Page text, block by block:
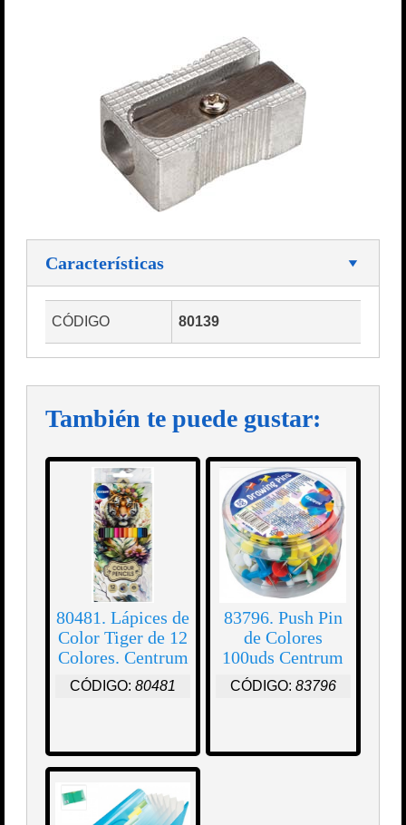
Características
CÓDIGO 80139
También te puede gustar:
80481. Lápices de
Color Tiger de 12
Colores. Centrum
CÓDIGO: 80481
83796. Push Pin
de Colores
100uds Centrum
CÓDIGO: 83796